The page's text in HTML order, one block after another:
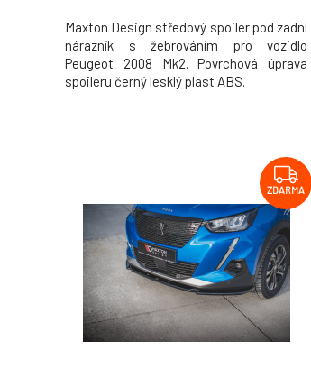
Maxton Design středový spoiler pod zadní
nárazník s žebrováním pro vozidlo
Peugeot 2008 Mk2. Povrchová úprava
spoileru černý lesklý plast ABS.
ZDARMA